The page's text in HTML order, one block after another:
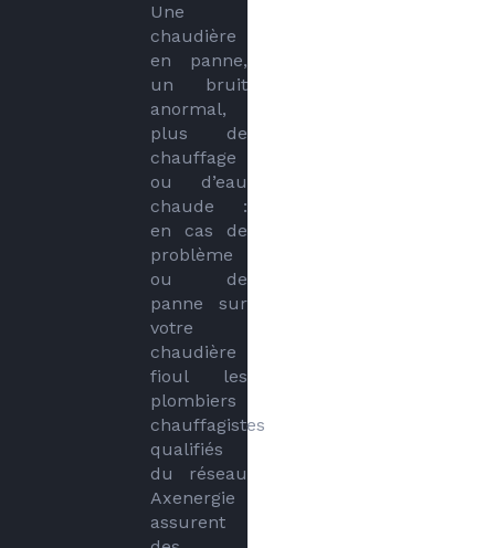
Une
chaudière
en panne,
un bruit
anormal,
plus de
chauffage
ou d’eau
chaude :
en cas de
problème
ou de
panne sur
votre
chaudière
fioul les
plombiers
chauffagistes
qualifiés
du réseau
Axenergie
assurent